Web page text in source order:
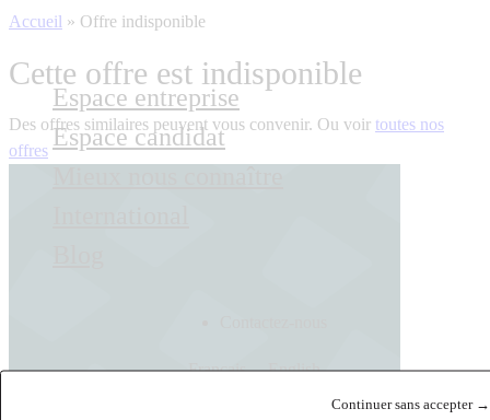
Continuer sans accepter →
Espace entreprise
Espace candidat
Français English
Accueil » Offre indisponible
Cette offre est indisponible
Des offres similaires peuvent vous convenir. Ou voir toutes nos
offres